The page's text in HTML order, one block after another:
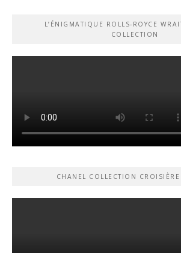
L’ÉNIGMATIQUE ROLLS-ROYCE
COLLECTION
CHANEL COLLECTION